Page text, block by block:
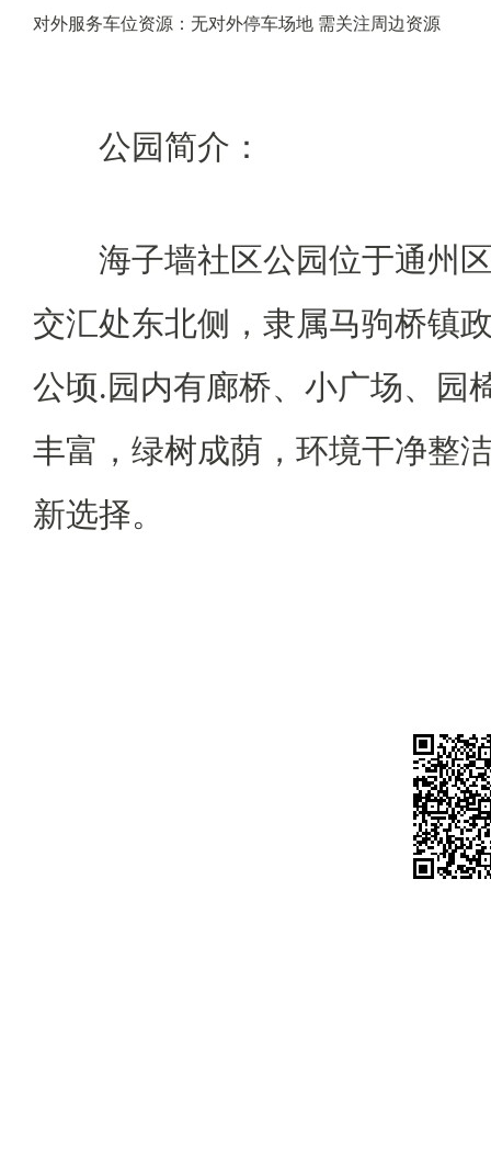
对外服务车位资源：无对外停车场地 需关注周边资源
公园简介：
海子墙社区公园位于通州区
交汇处东北侧，隶属马驹桥镇
公顷.园内有廊桥、小广场、园
丰富，绿树成荫，环境干净整
新选择。